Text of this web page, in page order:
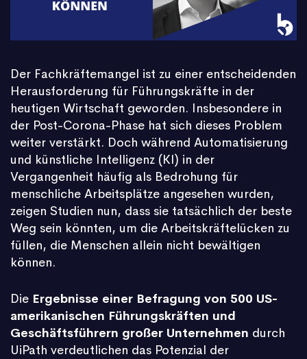
Der Fachkräftemangel ist zu einer entscheidenden
Herausforderung für Führungskräfte in der
heutigen Wirtschaft geworden. Insbesondere in
der Post-Corona-Phase hat sich dieses Problem
weiter verstärkt. Doch während Automatisierung
und künstliche Intelligenz (KI) in der
Vergangenheit häufig als Bedrohung für
menschliche Arbeitsplätze angesehen wurden,
zeigen Studien nun, dass sie tatsächlich der beste
Weg sein könnten, um die Arbeitskräftelücken zu
füllen, die Menschen allein nicht bewältigen
können.
Die Ergebnisse einer Befragung von 500 US-
amerikanischen Führungskräften und
Geschäftsführern großer Unternehmen durch
UiPath verdeutlichen das Potenzial der